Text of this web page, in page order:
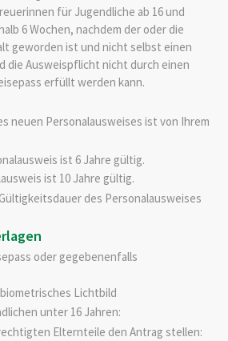
für Jugendliche ab 16 und
6 Wochen, nachdem der oder die
geworden ist und nicht selbst einen
die Ausweispflicht nicht durch einen
erfüllt werden kann.
neuen Personalausweises ist von Ihrem
ist 6 Jahre gültig.
ist 10 Jahre gültig.
des Personalausweises
oder gegebenenfalls
Lichtbild
unter 16 Jahren:
Elternteile den Antrag stellen: